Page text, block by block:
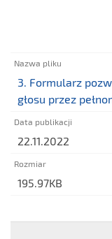
na
wykonywanie
prawa
głosu
przez
pełnomocnika
3. Formularz
głosu przez
22.11.2022
195.97KB
Plik: